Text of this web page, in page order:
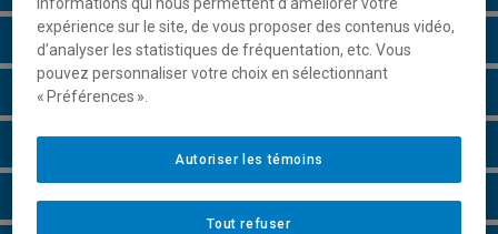
Cours à suivre et horaires
Grille de cheminement
Particularités
Perspectives professionnelles
informations qui nous permettent d’améliorer votre
expérience sur le site, de vous proposer des contenus vidéo,
d’analyser les statistiques de fréquentation, etc. Vous
pouvez personnaliser votre choix en sélectionnant
« Préférences ».
Tout refuser
Autoriser les témoins